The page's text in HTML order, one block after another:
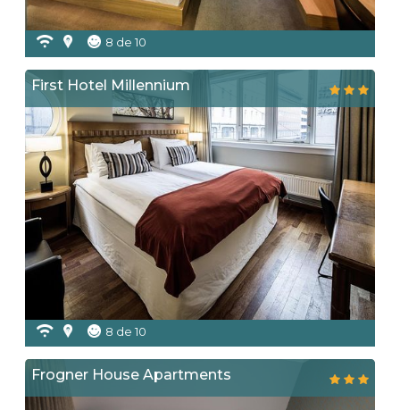
8 de 10
First Hotel Millennium
8 de 10
Frogner House Apartments